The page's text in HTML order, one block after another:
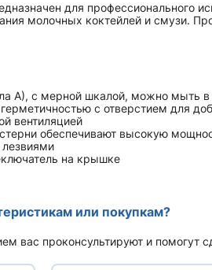
для профессионального
молочных коктейлей и смузи.
А), с мерной шкалой, можно мыть
с отверстием для
вентиляцией
обеспечивают высокую
на крышке
или покупкам?
вас проконсультируют и помогут